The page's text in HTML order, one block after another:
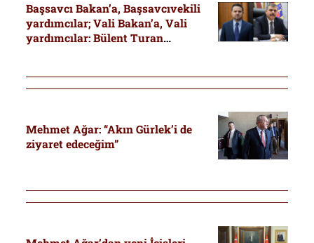
Başsavcı Bakan’a, Başsavcıvekili
yardımcılar; Vali Bakan’a, Vali
yardımcılar: Bülent Turan
Mehmet Ağar: “Akın Gürlek’i de
ziyaret edeceğim”